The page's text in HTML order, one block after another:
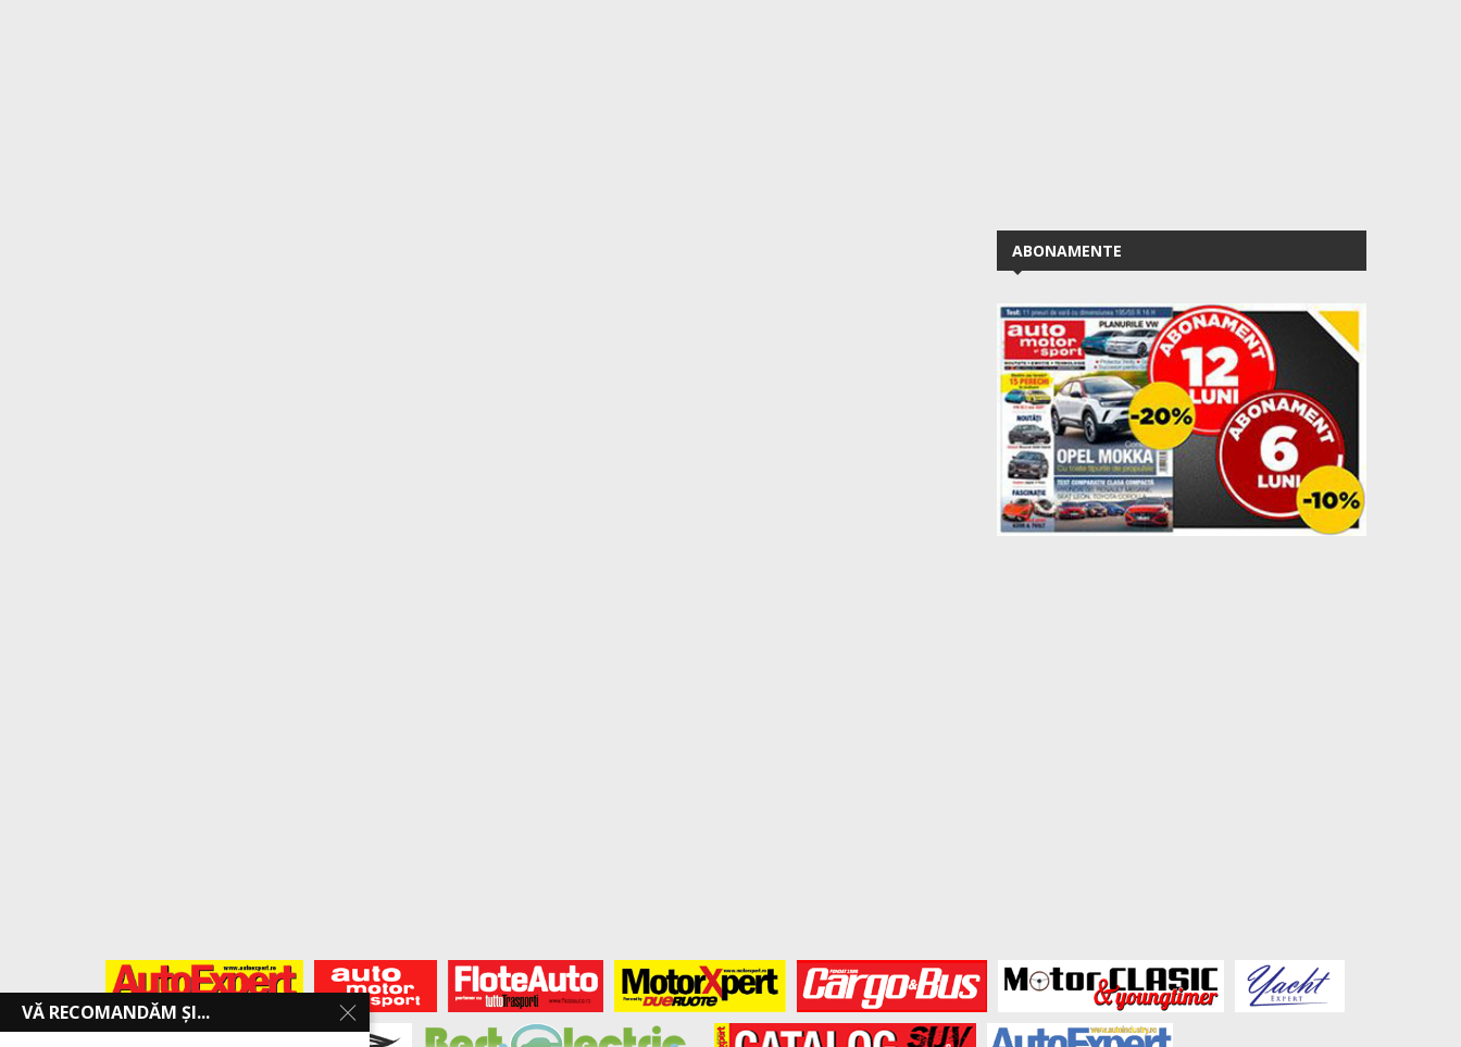
ABONAMENTE
VĂ RECOMANDĂM ȘI...